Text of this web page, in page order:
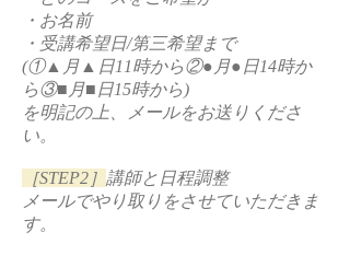
・お名前
・受講希望日/第三希望まで
(①▲月▲日11時から②●月●日14時か
ら③■月■日15時から)
を明記の上、メールをお送りくださ
い。
［STEP2］ 講師と日程調整
メールでやり取りをさせていただきま
す。